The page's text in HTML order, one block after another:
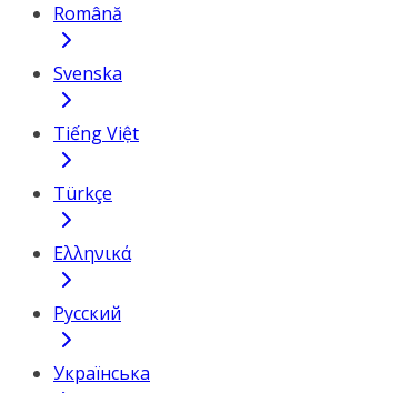
Română
Svenska
Tiếng Việt
Türkçe
Ελληνικά
Русский
Українська